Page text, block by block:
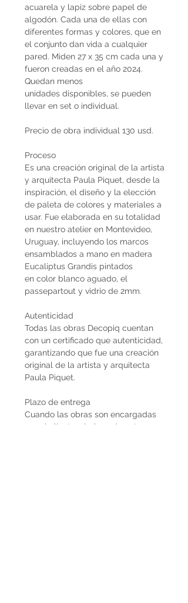
acuarela y lapiz sobre papel de
algodón. Cada una de ellas con
diferentes formas y colores, que en
el conjunto dan vida a cualquier
pared. Miden 27 x 35 cm cada una y
fueron creadas en el año 2024.
Quedan menos
unidades disponibles, se pueden
llevar en set o individual.
Precio de obra individual 130 usd.
Proceso
Es una creación original de la artista
y arquitecta Paula Piquet, desde la
inspiración, el diseño y la elección
de paleta de colores y materiales a
usar. Fue elaborada en su totalidad
en nuestro atelier en Montevideo,
Uruguay, incluyendo los marcos
ensamblados a mano en madera
Eucaliptus Grandis pintados
en color blanco aguado, el
passepartout y vidrio de 2mm.
Autenticidad
Todas las obras Decopiq cuentan
con un certificado que autenticidad,
garantizando que fue una creación
original de la artista y arquitecta
Paula Piquet.
Plazo de entrega
Cuando las obras son encargadas
por el cliente, el plazo de entrega